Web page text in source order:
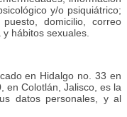
y/o psiquiátrico;
domicilio, correo
hábitos sexuales.
en Hidalgo no. 33 en
en Colotlán, Jalisco, es la
datos personales, y al